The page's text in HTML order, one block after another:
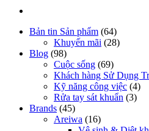
Bản tin Sản phẩm (64)
Khuyến mãi (28)
Blog (98)
Cuộc sống (69)
Khách hàng Sử Dụng
Kỹ năng công việc (4)
Rửa tay sát khuẩn (3)
Brands (45)
Areiwa (16)